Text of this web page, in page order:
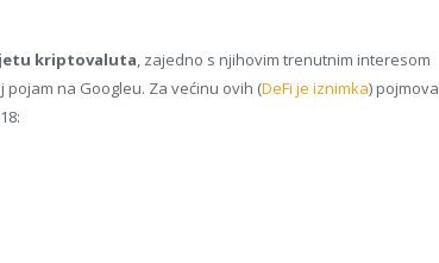
kriptovaluta, zajedno s njihovim trenutnim interesom
na Googleu. Za većinu ovih (DeFi je iznimka) pojmova